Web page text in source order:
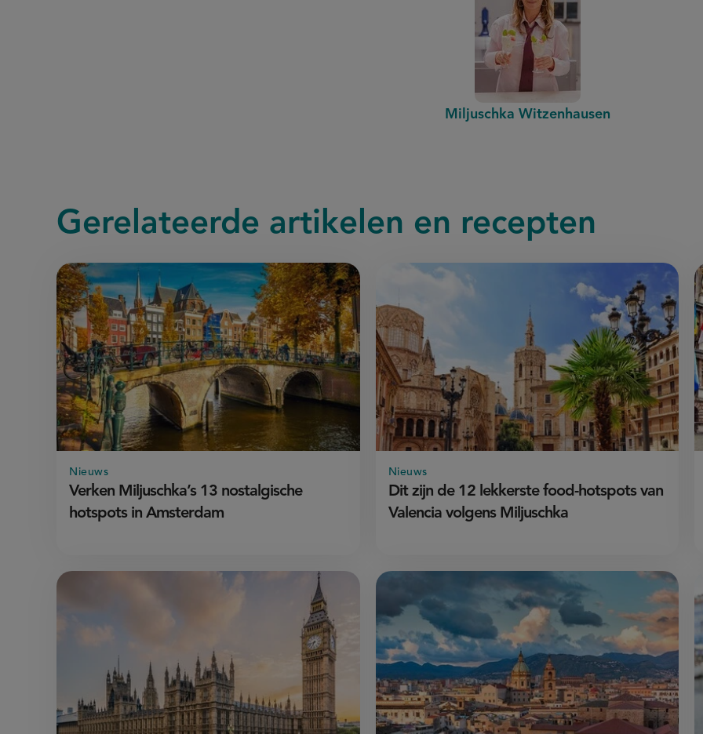
Miljuschka Witzenhausen
Gerelateerde artikelen en recepten
Verken Miljuschka’s 13 nostalgische
hotspots in Amsterdam
Nieuws
Dit zijn de 12 lekkerste food-hotspots van
Valencia volgens Miljuschka
Nieuws